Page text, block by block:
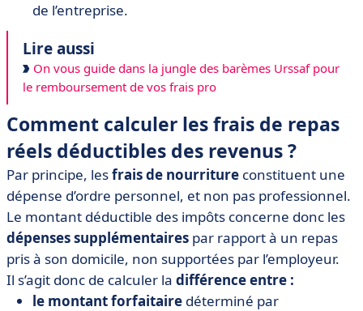
de l’entreprise.
Lire aussi
On vous guide dans la jungle des barèmes Urssaf pour
le remboursement de vos frais pro
Comment calculer les frais de repas
réels déductibles des revenus ?
Par principe, lesfrais de nourriture constituent une
dépense d’ordre personnel, et non pas professionnel.
Le montant déductible des impôts concerne donc les
dépenses supplémentaires par rapport à un repas
pris à son domicile, non supportées par l’employeur.
Il s’agit donc de calculer la différence entre :
le montant forfaitaire déterminé par